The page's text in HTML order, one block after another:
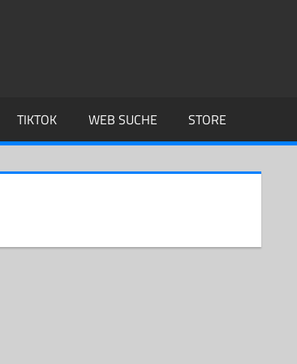
TIKTOK WEB SUCHE STORE